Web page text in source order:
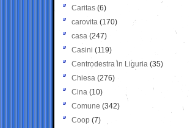
Caritas (6)
carovita (170)
casa (247)
Casini (119)
Centrodestra in Liguria (35)
Chiesa (276)
Cina (10)
Comune (342)
Coop (7)